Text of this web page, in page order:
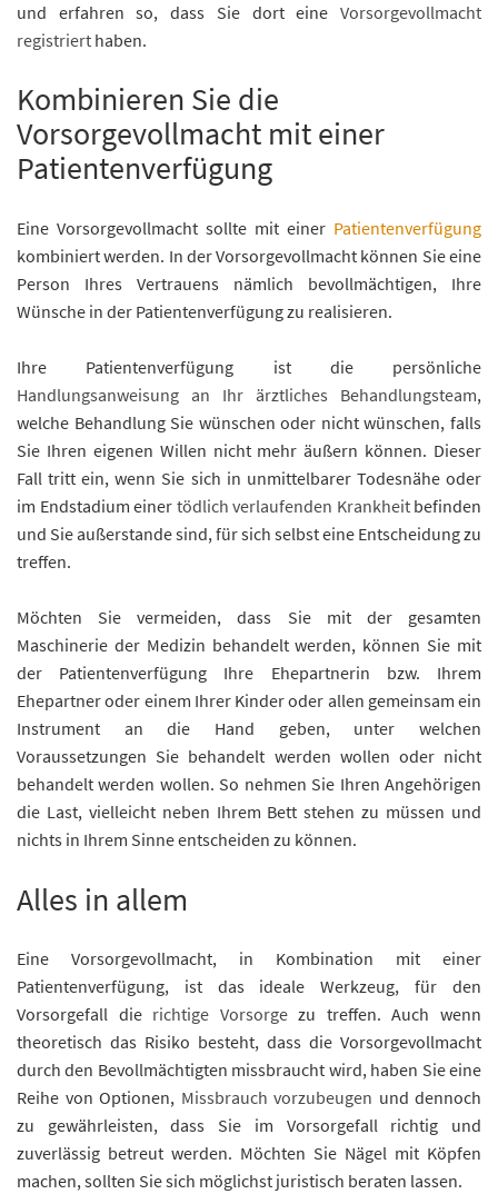
und erfahren so, dass Sie dort eine Vorsorgevollmacht
registriert haben.
Kombinieren Sie die
Vorsorgevollmacht mit einer
Patientenverfügung
Eine Vorsorgevollmacht sollte mit einer Patientenverfügung
kombiniert werden. In der Vorsorgevollmacht können Sie eine
Person Ihres Vertrauens nämlich bevollmächtigen, Ihre
Wünsche in der Patientenverfügung zu realisieren.
Ihre Patientenverfügung ist die persönliche
Handlungsanweisung an Ihr ärztliches Behandlungsteam,
welche Behandlung Sie wünschen oder nicht wünschen, falls
Sie Ihren eigenen Willen nicht mehr äußern können. Dieser
Fall tritt ein, wenn Sie sich in unmittelbarer Todesnähe oder
im Endstadium einer tödlich verlaufenden Krankheitbefinden
und Sie außerstande sind, für sich selbst eine Entscheidung zu
treffen.
Möchten Sie vermeiden, dass Sie mit der gesamten
Maschinerie der Medizin behandelt werden, können Sie mit
der Patientenverfügung Ihre Ehepartnerin bzw. Ihrem
Ehepartner oder einem Ihrer Kinder oder allen gemeinsam ein
Instrument an die Hand geben, unter welchen
Voraussetzungen Sie behandelt werden wollen oder nicht
behandelt werden wollen. So nehmen Sie Ihren Angehörigen
die Last, vielleicht neben Ihrem Bett stehen zu müssen und
nichts in Ihrem Sinne entscheiden zu können.
Alles in allem
Eine Vorsorgevollmacht, in Kombination mit einer
Patientenverfügung, ist das ideale Werkzeug, für den
Vorsorgefall die richtige Vorsorgezu treffen. Auch wenn
theoretisch das Risiko besteht, dass die Vorsorgevollmacht
durch den Bevollmächtigten missbraucht wird, haben Sie eine
Reihe von Optionen, Missbrauch vorzubeugen und dennoch
zu gewährleisten, dass Sie im Vorsorgefall richtig und
zuverlässig betreut werden. Möchten Sie Nägel mit Köpfen
machen, sollten Sie sich möglichst juristisch beraten lassen.